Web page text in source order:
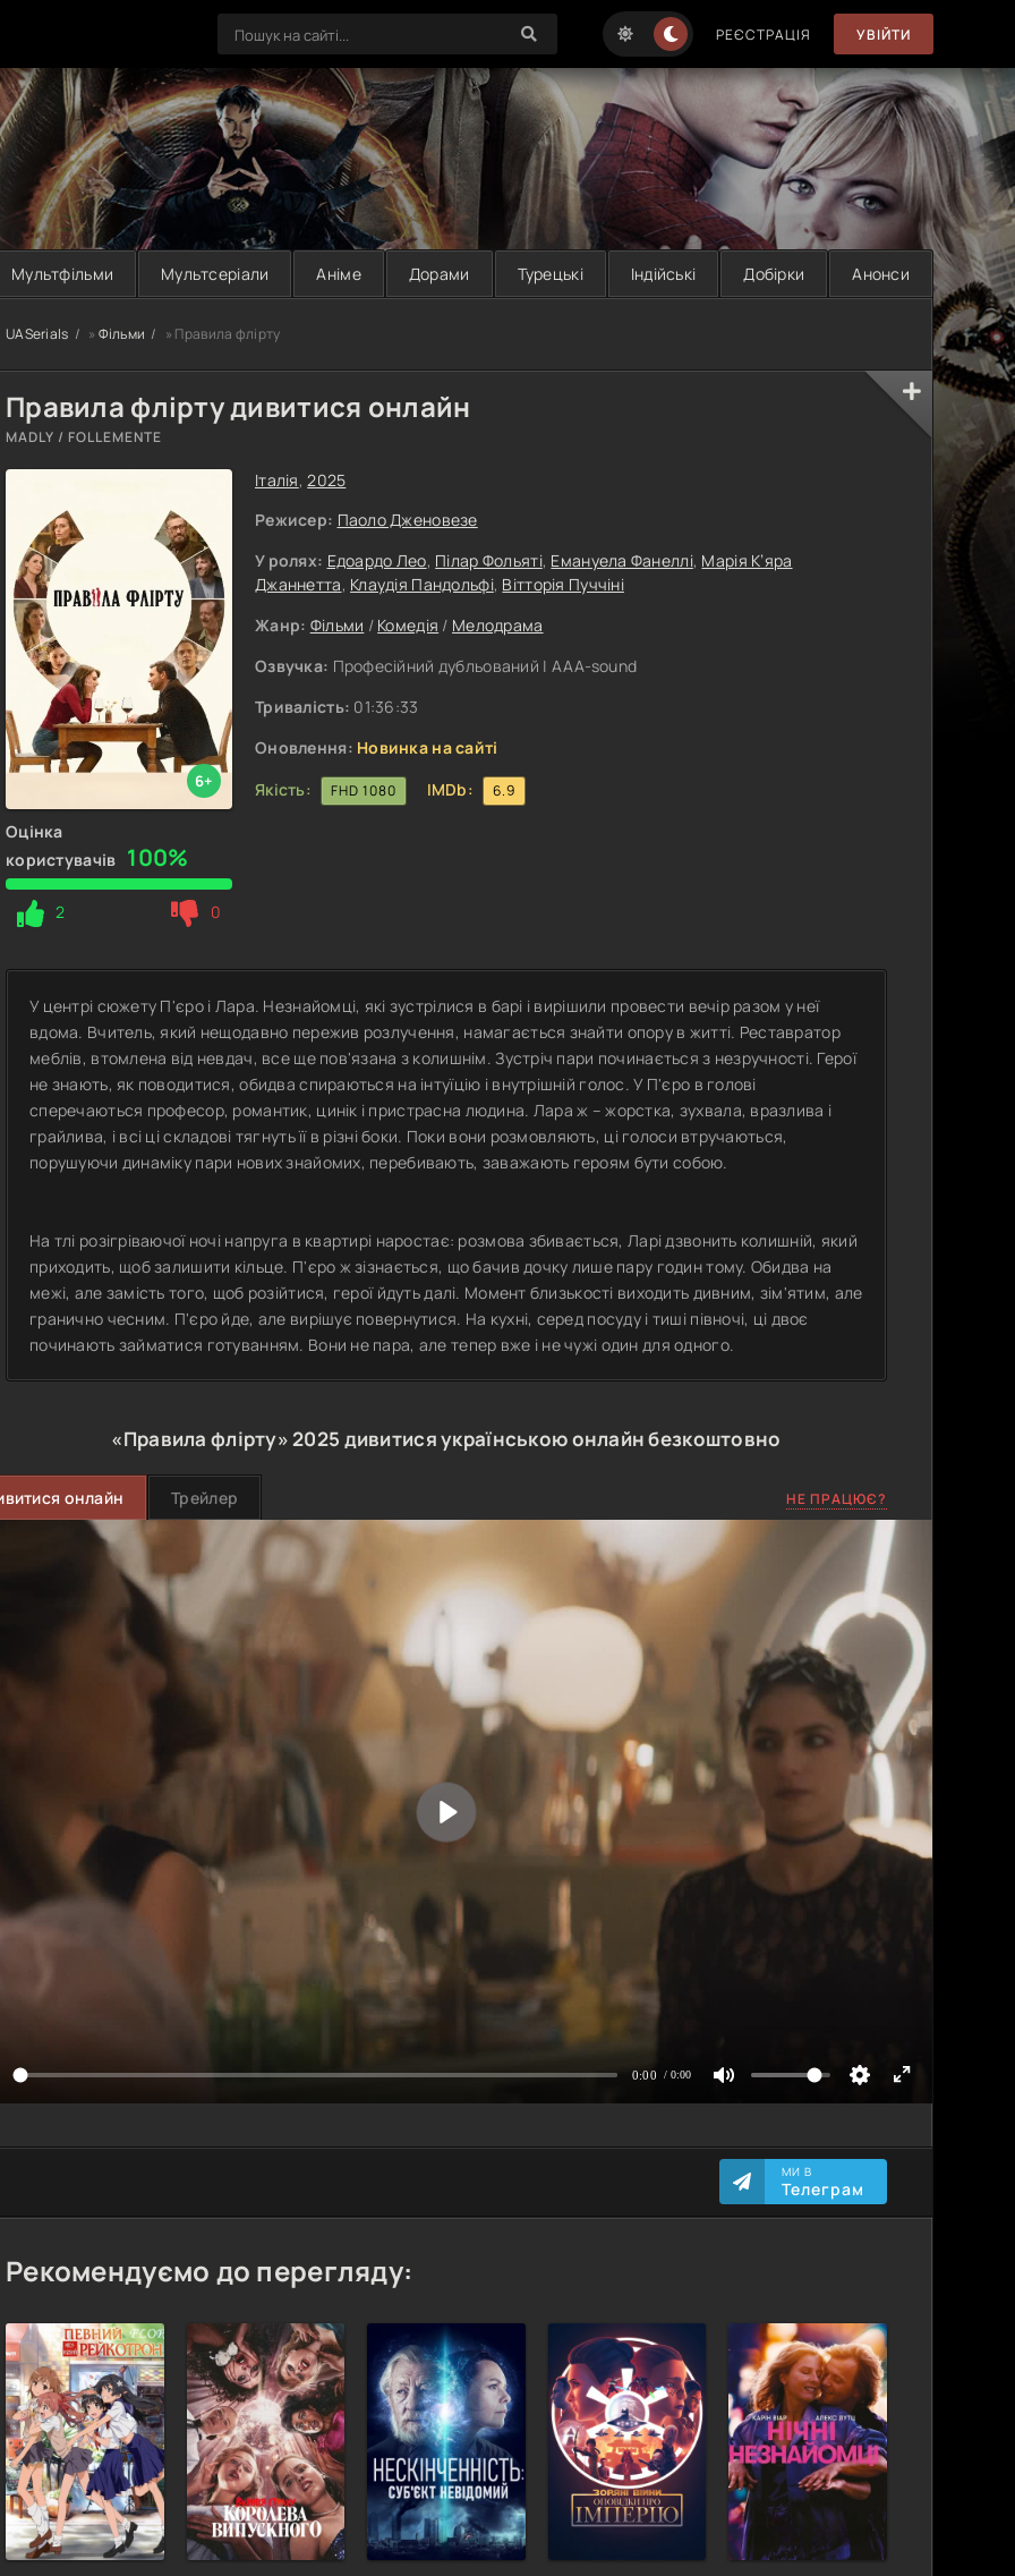
РЕЄСТРАЦІЯ УВІЙТИ
Мультфільми Мультсеріали Аніме Дорами Турецькі Індійські Добірки Анонси
UASerials » Фільми » Правила флірту
Правила флірту дивитися онлайн
MADLY / FOLLEMENTE
6+
Оцінка
користувачів 100%
2 0
Італія,2025
Режисер: Паоло Дженовезе
У ролях: Едоардо Лео, Пілар Фольяті, Емануела Фанеллі, Марія К’яра
Джаннетта, Клаудія Пандольфі, Вітторія Пуччіні
Жанр: Фільми / Комедія / Мелодрама
Озвучка: Професійний дубльований | ААА-sound
Тривалість: 01:36:33
Оновлення: Новинка на сайті
Якість:
FHD 1080 IMDb: 6.9
У центрі сюжету П'єро і Лара. Незнайомці, які зустрілися в барі і вирішили провести вечір разом у неї
вдома. Вчитель, який нещодавно пережив розлучення, намагається знайти опору в житті. Реставратор
меблів, втомлена від невдач, все ще пов'язана з колишнім. Зустріч пари починається з незручності. Герої
не знають, як поводитися, обидва спираються на інтуїцію і внутрішній голос. У П'єро в голові
сперечаються професор, романтик, цинік і пристрасна людина. Лара ж – жорстка, зухвала, вразлива і
грайлива, і всі ці складові тягнуть її в різні боки. Поки вони розмовляють, ці голоси втручаються,
порушуючи динаміку пари нових знайомих, перебивають, заважають героям бути собою.
На тлі розігріваючої ночі напруга в квартирі наростає: розмова збивається, Ларі дзвонить колишній, який
приходить, щоб залишити кільце. П'єро ж зізнається, що бачив дочку лише пару годин тому. Обидва на
межі, але замість того, щоб розійтися, герої йдуть далі. Момент близькості виходить дивним, зім'ятим, але
гранично чесним. П'єро йде, але вирішує повернутися. На кухні, серед посуду і тиші півночі, ці двоє
починають займатися готуванням. Вони не пара, але тепер вже і не чужі один для одного.
«Правила флірту»2025 дивитися українською онлайн безкоштовно
онлайн Трейлер НЕ ПРАЦЮЄ?
МИ В
Телеграм
Рекомендуємо до перегляду: